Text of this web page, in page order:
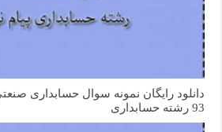
93 رشته حسابداری